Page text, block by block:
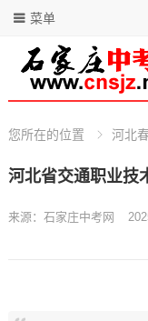
菜单
您所在的位置 河北
河北省交通职业技
来源： 石家庄中考网